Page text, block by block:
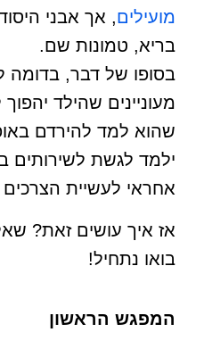
מועילים, אך אבני
בריא, טמונות שם.
בסופו של דבר, בדומה
מעוניינים שהילד
שהוא למד להירדם
ילמד לגשת לשירותים
אחראי לעשיית
אז איך עושים זאת?
בואו נתחיל!
המפגש הראשון